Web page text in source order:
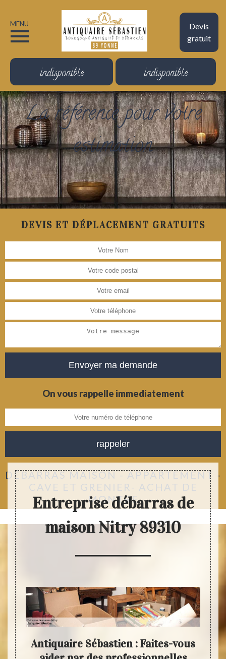
Devis
gratuit
MENU
indisponible indisponible
La référence pour votre
estimation
DEVIS ET DÉPLACEMENT GRATUITS
On vous rappelle immediatement
DÉBARRAS MAISON - APPARTEMENT -
CAVE ET GRENIER- ACHAT DE
MONTRE
Entreprise débarras de
maison Nitry 89310
Antiquaire Sébastien : Faites-vous